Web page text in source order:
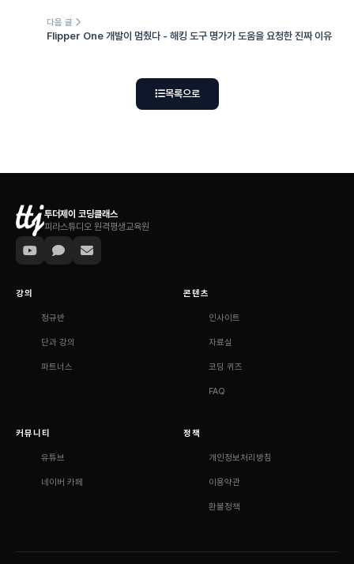
다음 글
Flipper One 개발이 멈췄다 - 해킹 도구 명가가 도움을 요청한 진짜 이유
목록으로
투더제이 코딩클래스
피라스튜디오 원격평생교육원
강의
정규반
단과 강의
파트너스
콘텐츠
인사이트
자료실
코딩 퀴즈
FAQ
커뮤니티
유튜브
네이버 카페
정책
개인정보처리방침
이용약관
환불정책